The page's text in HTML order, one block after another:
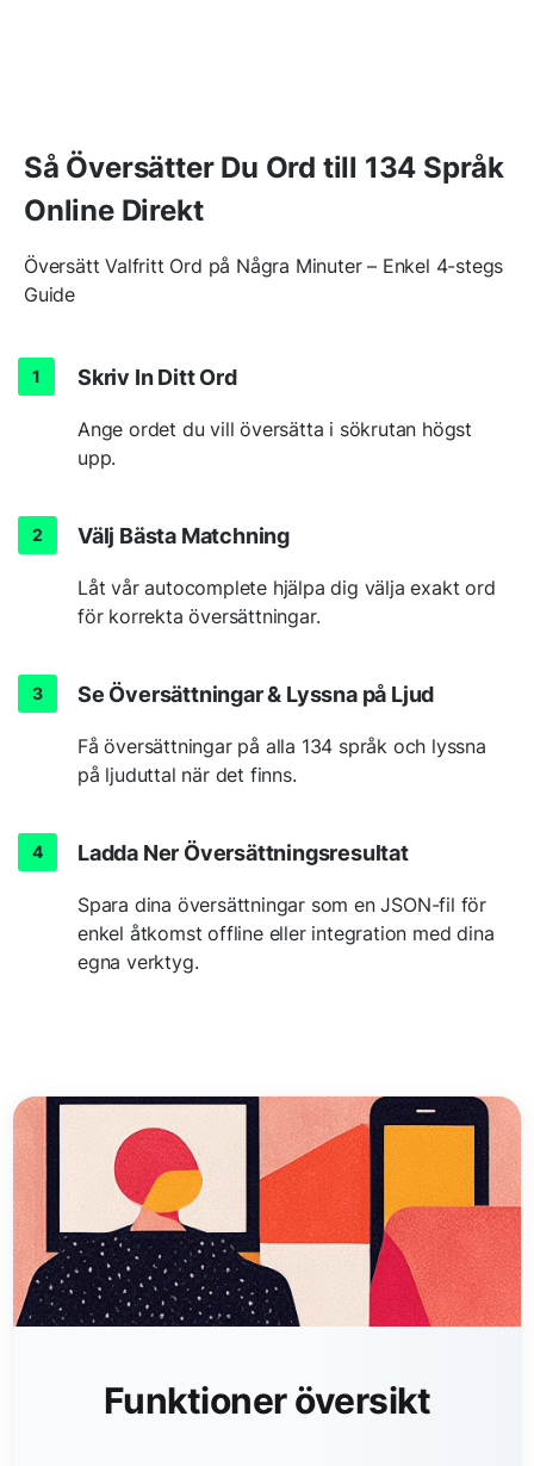
Så Översätter Du Ord till 134 Språk
Online Direkt
Översätt Valfritt Ord på Några Minuter – Enkel 4-stegs
Guide
Skriv In Ditt Ord
Ange ordet du vill översätta i sökrutan högst
upp.
Välj Bästa Matchning
Låt vår autocomplete hjälpa dig välja exakt ord
för korrekta översättningar.
Se Översättningar & Lyssna på Ljud
Få översättningar på alla 134 språk och lyssna
på ljuduttal när det finns.
Ladda Ner Översättningsresultat
Spara dina översättningar som en JSON-fil för
enkel åtkomst offline eller integration med dina
egna verktyg.
Funktioner översikt